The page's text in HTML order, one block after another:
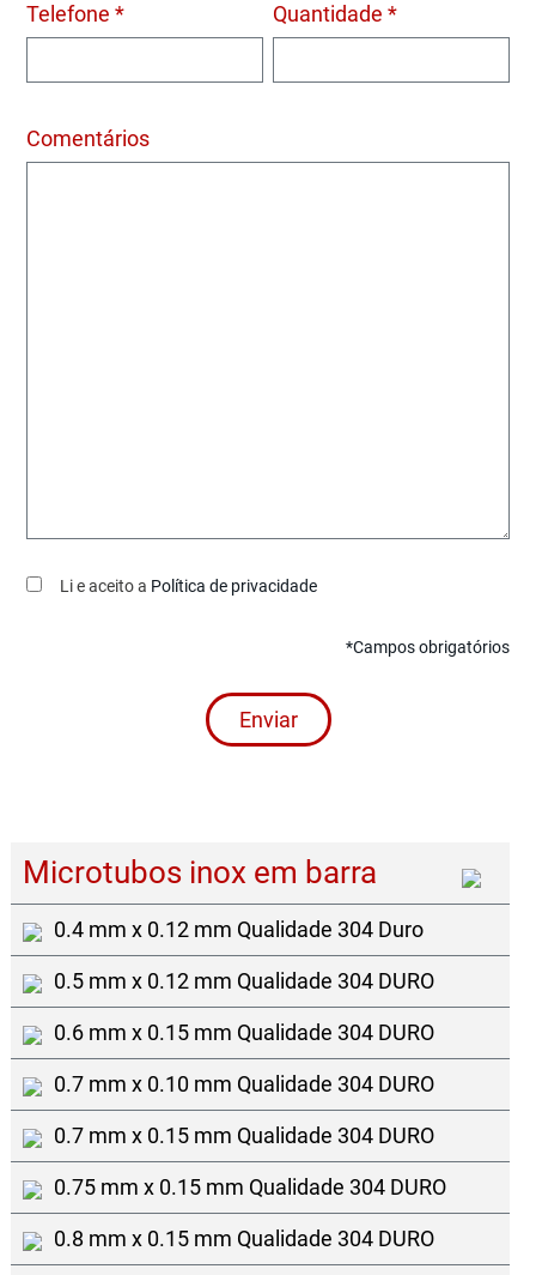
Microtubos inox em barra
0.4 mm x 0.12 mm Qualidade 304 Duro
0.5 mm x 0.12 mm Qualidade 304 DURO
0.6 mm x 0.15 mm Qualidade 304 DURO
0.7 mm x 0.10 mm Qualidade 304 DURO
0.7 mm x 0.15 mm Qualidade 304 DURO
0.75 mm x 0.15 mm Qualidade 304 DURO
0.8 mm x 0.15 mm Qualidade 304 DURO
Telefone * Quantidade *
Comentários
Li e aceito a Política de privacidade
*Campos obrigatórios
Enviar